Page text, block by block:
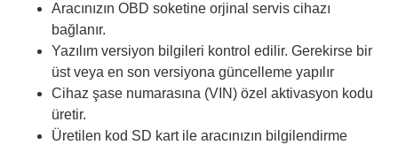
Aracınızın OBD soketine orjinal servis cihazı
bağlanır.
Yazılım versiyon bilgileri kontrol edilir. Gerekirse bir
üst veya en son versiyona güncelleme yapılır
Cihaz şase numarasına (VIN) özel aktivasyon kodu
üretir.
Üretilen kod SD kart ile aracınızın bilgilendirme